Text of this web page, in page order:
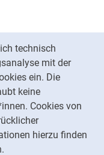
technisch
mit der
ein. Die
keine
Cookies von
hierzu finden